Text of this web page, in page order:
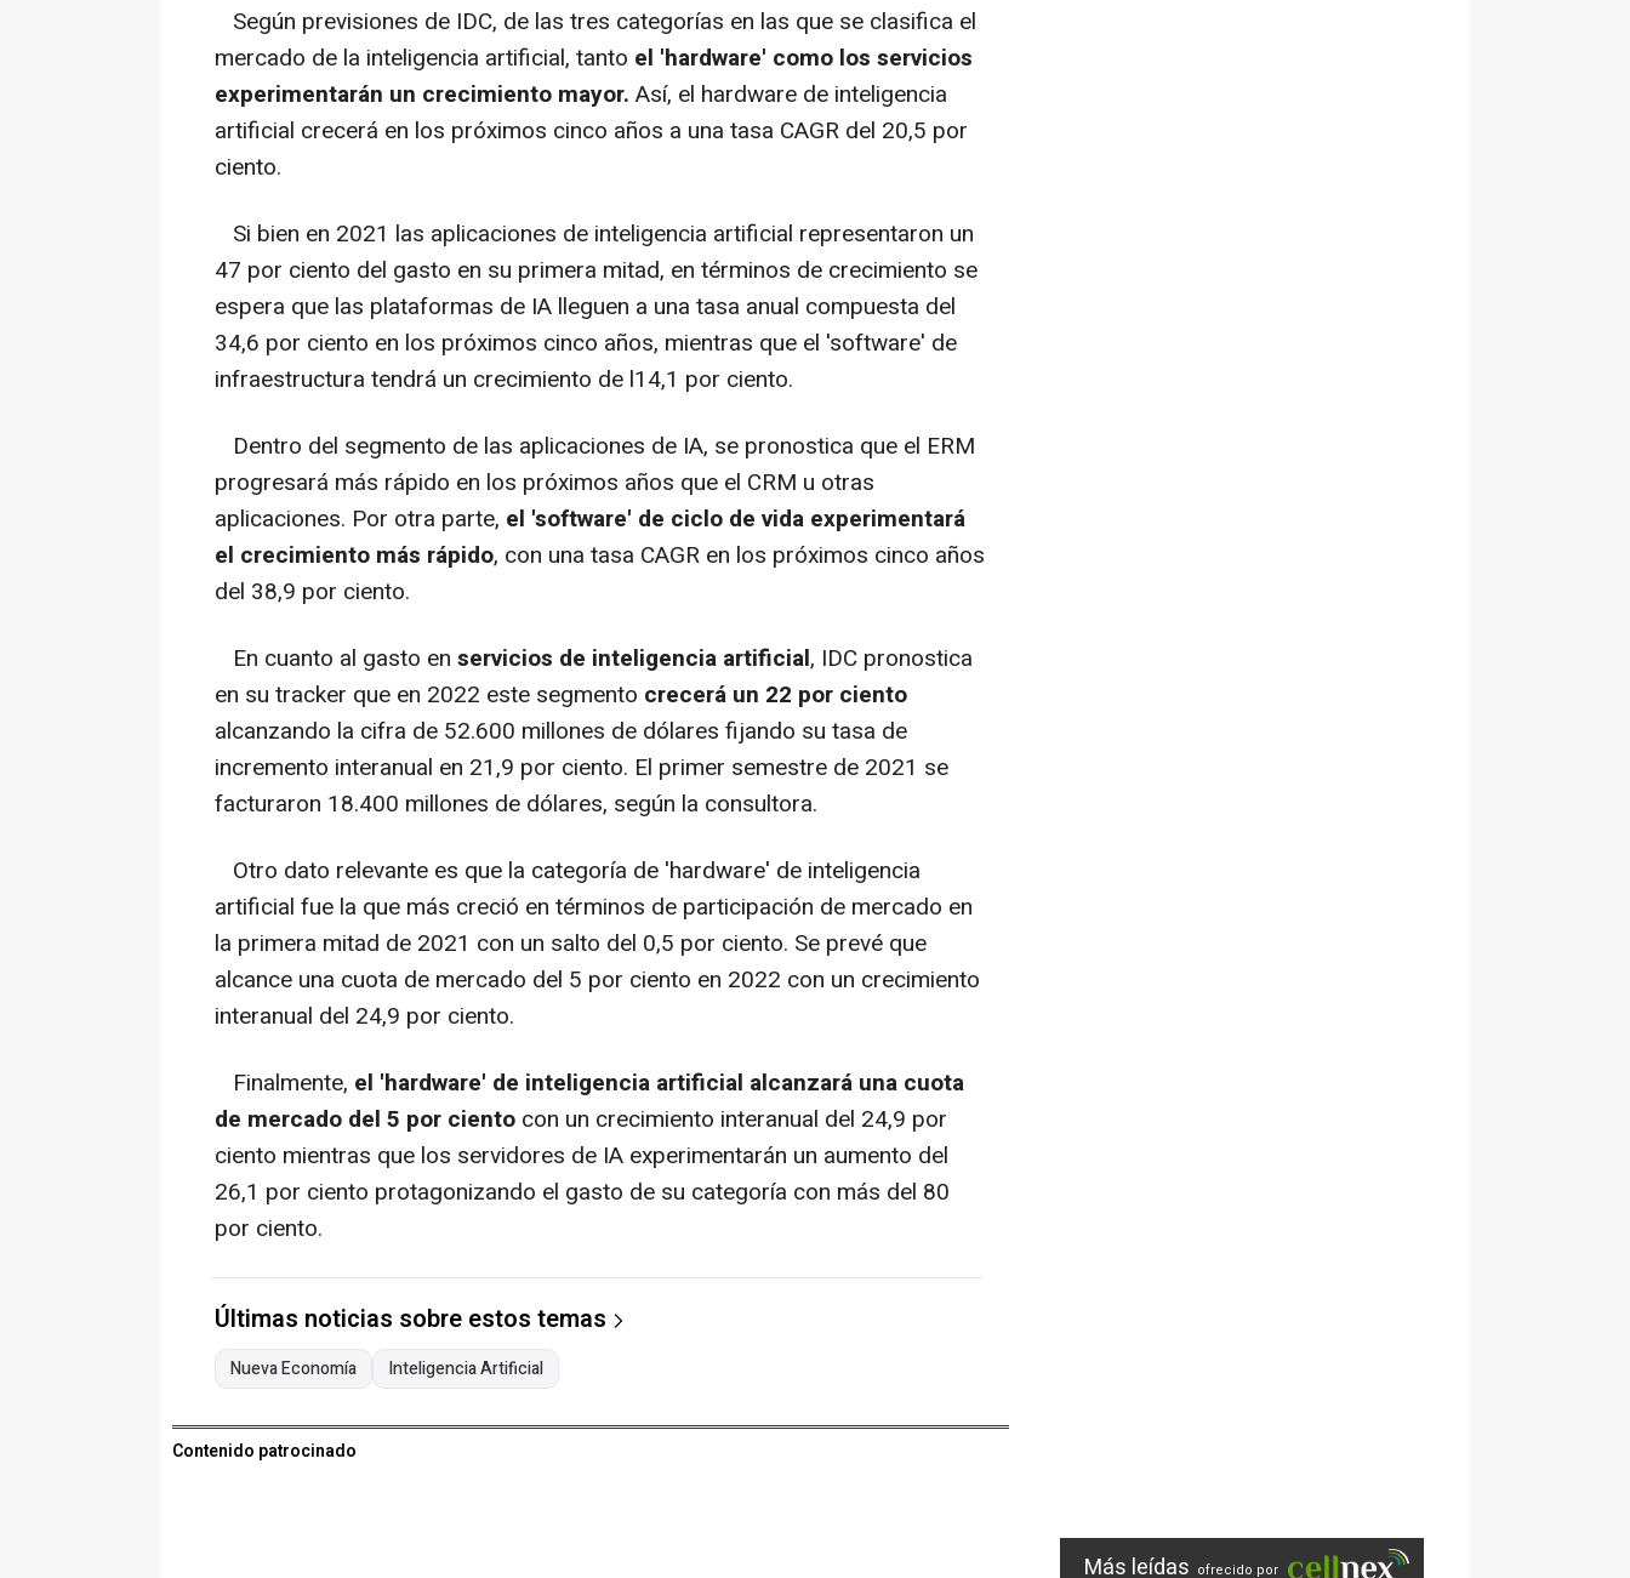
Según previsiones de IDC, de las tres categorías en las que se clasifica el
mercado de la inteligencia artificial, tanto el 'hardware' como los servicios
experimentarán un crecimiento mayor. Así, el hardware de inteligencia
artificial crecerá en los próximos cinco años a una tasa CAGR del 20,5 por
ciento.
Si bien en 2021 las aplicaciones de inteligencia artificial representaron un
47 por ciento del gasto en su primera mitad, en términos de crecimiento se
espera que las plataformas de IA lleguen a una tasa anual compuesta del
34,6 por ciento en los próximos cinco años, mientras que el 'software' de
infraestructura tendrá un crecimiento de l14,1 por ciento.
Dentro del segmento de las aplicaciones de IA, se pronostica que el ERM
progresará más rápido en los próximos años que el CRM u otras
aplicaciones. Por otra parte, el 'software' de ciclo de vida experimentará
el crecimiento más rápido, con una tasa CAGR en los próximos cinco años
del 38,9 por ciento.
En cuanto al gasto en servicios de inteligencia artificial, IDC pronostica
en su tracker que en 2022 este segmento crecerá un 22 por ciento
alcanzando la cifra de 52.600 millones de dólares fijando su tasa de
incremento interanual en 21,9 por ciento. El primer semestre de 2021 se
facturaron 18.400 millones de dólares, según la consultora.
Otro dato relevante es que la categoría de 'hardware' de inteligencia
artificial fue la que más creció en términos de participación de mercado en
la primera mitad de 2021 con un salto del 0,5 por ciento. Se prevé que
alcance una cuota de mercado del 5 por ciento en 2022 con un crecimiento
interanual del 24,9 por ciento.
Finalmente, el 'hardware' de inteligencia artificial alcanzará una cuota
de mercado del 5 por ciento con un crecimiento interanual del 24,9 por
ciento mientras que los servidores de IA experimentarán un aumento del
26,1 por ciento protagonizando el gasto de su categoría con más del 80
por ciento.
Últimas noticias sobre estos temas
Nueva Economía Inteligencia Artificial
Contenido patrocinado
Más leídas ofrecido por